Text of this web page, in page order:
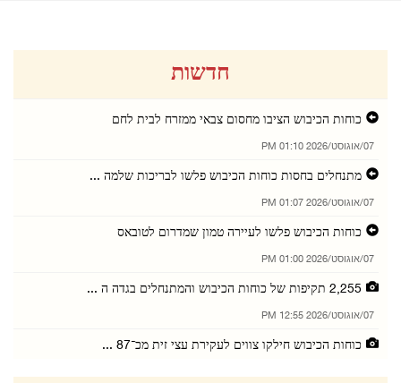
חדשות
כוחות הכיבוש הציבו מחסום צבאי ממזרח לבית לחם
07/אוגוסט/2026 01:10 PM
מתנחלים בחסות כוחות הכיבוש פלשו לבריכות שלמה ...
07/אוגוסט/2026 01:07 PM
כוחות הכיבוש פלשו לעיירה טמון שמדרום לטובאס
07/אוגוסט/2026 01:00 PM
2,255 תקיפות של כוחות הכיבוש והמתנחלים בגדה ה ...
07/אוגוסט/2026 12:55 PM
כוחות הכיבוש חילקו צווים לעקירת עצי זית מכ־87 ...